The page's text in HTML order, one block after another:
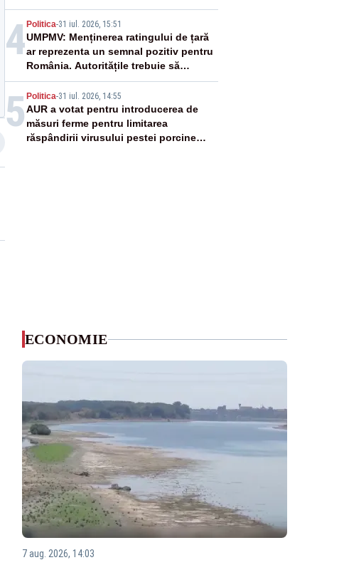
pentru a stinge datoriile pentru
vaccinurile Pfizer!”
4 Politica-31 iul. 2026, 15:51
UMPMV: Menținerea ratingului de țară
ar reprezenta un semnal pozitiv pentru
România. Autoritățile trebuie să
continue consolidarea stabilității
economice și financiare
5 Politica-31 iul. 2026, 14:55
AUR a votat pentru introducerea de
măsuri ferme pentru limitarea
răspândirii virusului pestei porcine
ECONOMIE
7 aug. 2026, 14:03